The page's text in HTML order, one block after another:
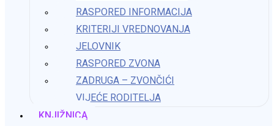
RASPORED INFORMACIJA
KRITERIJI VREDNOVANJA
JELOVNIK
RASPORED ZVONA
ZADRUGA – ZVONČIĆI
VIJEĆE RODITELJA
KNJIŽNICA
Popis udžbenika i radnih bilježnica za
školsku godinu 2024./25.
Božica Tominac
Objava objavljena:2. rujna 2024.
Kategorija objave: